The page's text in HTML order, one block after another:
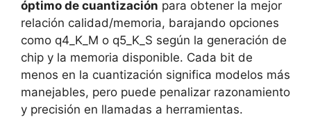
óptimo de cuantización para obtener la mejor
relación calidad/memoria, barajando opciones
como q4_K_M o q5_K_S según la generación de
chip y la memoria disponible. Cada bit de
menos en la cuantización significa modelos más
manejables, pero puede penalizar razonamiento
y precisión en llamadas a herramientas.